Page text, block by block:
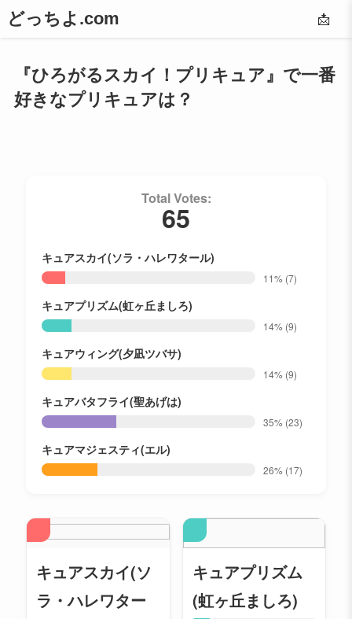
どっちよ.com 📩
『ひろがるスカイ！プリキュア』で一番
好きなプリキュアは？
Total Votes:
65
キュアスカイ(ソラ・ハレワタール)
11% (7)
キュアプリズム(虹ヶ丘ましろ)
14% (9)
キュアウィング(夕凪ツバサ)
14% (9)
キュアバタフライ(聖あげは)
35% (23)
キュアマジェスティ(エル)
26% (17)
キュアスカイ(ソ
ラ・ハレワター
キュアプリズム
(虹ヶ丘ましろ)